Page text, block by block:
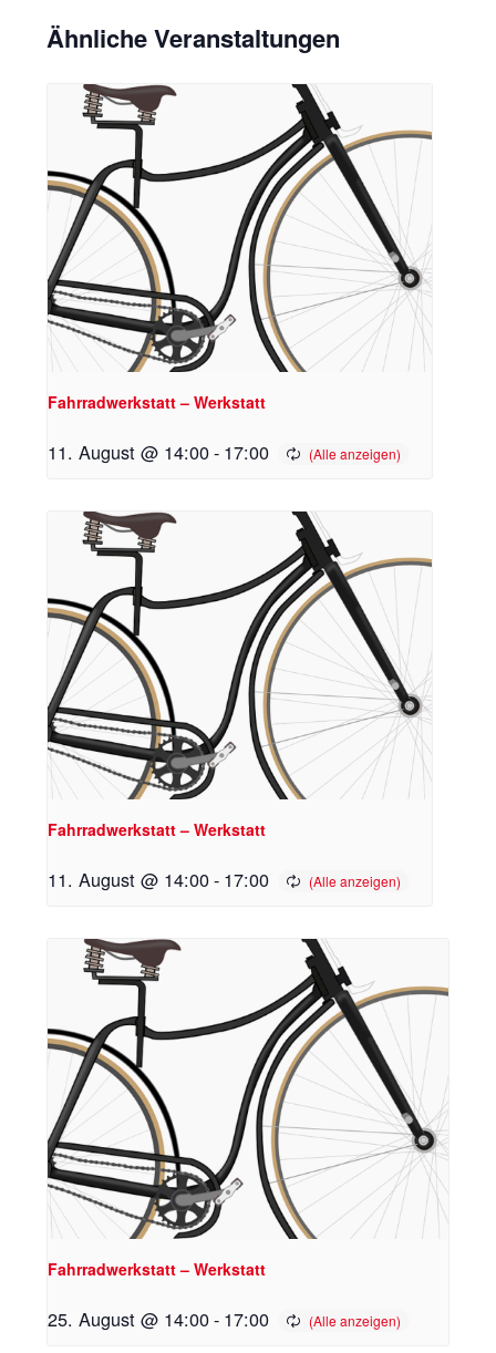
Ähnliche Veranstaltungen
Fahrradwerkstatt – Werkstatt
11. August @ 14:00- 17:00
Fahrradwerkstatt – Werkstatt
11. August @ 14:00- 17:00
Fahrradwerkstatt – Werkstatt
25. August @ 14:00- 17:00